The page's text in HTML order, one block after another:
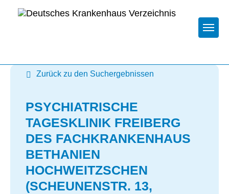
Zurück zu den Suchergebnissen
PSYCHIATRISCHE
TAGESKLINIK FREIBERG
DES FACHKRANKENHAUS
BETHANIEN
HOCHWEITZSCHEN
(SCHEUNENSTR. 13,